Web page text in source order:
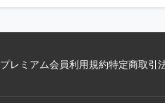
プレミアム会員利用規約特定商取引